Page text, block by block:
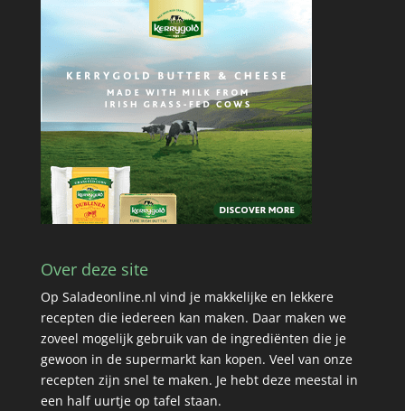
Over deze site
Op Saladeonline.nl vind je makkelijke en lekkere
recepten die iedereen kan maken. Daar maken we
zoveel mogelijk gebruik van de ingrediënten die je
gewoon in de supermarkt kan kopen. Veel van onze
recepten zijn snel te maken. Je hebt deze meestal in
een half uurtje op tafel staan.